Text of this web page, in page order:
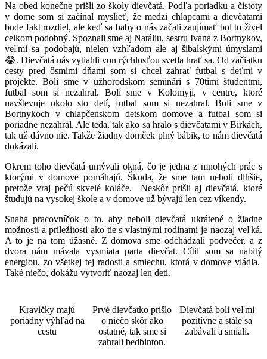
Na obed konečne prišli zo školy dievčatá. Podľa poriadku a čistoty
v dome som si začínal myslieť, že medzi chlapcami a dievčatami
bude fakt rozdiel, ale keď sa baby o nás začali zaujímať bol to živel
celkom podobný. Spoznali sme aj Natáliu, sestru Ivana z Bortnykov,
veľmi sa podobajú, nielen vzhľadom ale aj šibalskými úmyslami
😂. Dievčatá nás vytiahli von rýchlosťou svetla hrať sa. Od začiatku
cesty pred ôsmimi dňami som si chcel zahrať futbal s deťmi v
projekte. Boli sme v užhorodskom seminári s 70timi študentmi,
futbal som si nezahral. Boli sme v Kolomyji, v centre, ktoré
navštevuje okolo sto detí, futbal som si nezahral. Boli sme v
Bortnykoch v chlapčenskom detskom domove a futbal som si
poriadne nezahral. Ale teda, tak ako sa hralo s dievčatami v Birkách,
tak už dávno nie. Takže žiadny domček plný bábik, to nám dievčatá
dokázali.
Okrem toho dievčatá umývali okná, čo je jedna z mnohých prác s
ktorými v domove pomáhajú. Škoda, že sme tam neboli dlhšie,
pretože vraj pečú skvelé koláče. Neskôr prišli aj dievčatá, ktoré
študujú na vysokej škole a v domove už bývajú len cez víkendy.
Snaha pracovníčok o to, aby neboli dievčatá ukrátené o žiadne
možnosti a príležitosti ako tie s vlastnými rodinami je naozaj veľká.
A to je na tom úžasné. Z domova sme odchádzali podvečer, a z
dvora nám mávala vysmiata parta dievčat. Cítil som sa nabitý
energiou, zo všetkej tej radosti a smiechu, ktorá v domove vládla.
Také niečo, dokážu vytvoriť naozaj len deti.
Kravičky majú
poriadny výhľad na
cestu
Prvé dievčatko prišlo
o niečo skôr ako
ostatné, tak sme si
zahrali bedbinton.
Dievčatá boli veľmi
pozitívne a stále sa
zabávali a smiali.